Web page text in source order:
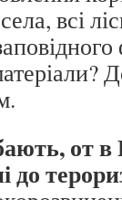
всі
от в
і до